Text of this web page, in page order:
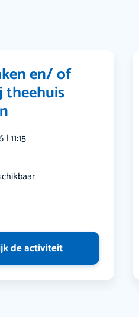
en/ of
theehuis
11:15
de activiteit